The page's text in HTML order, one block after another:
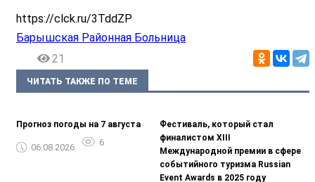
https://clck.ru/3TddZP
Барышская Районная Больница
21
ЧИТАТЬ ТАКЖЕ ПО ТЕМЕ
Прогноз погоды на 7 августа
06.08.2026 6
Фестиваль, который стал
финалистом ХIII
Международной премии в сфере
событийного туризма Russian
Event Awards в 2025 году